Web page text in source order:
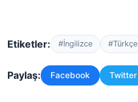
Etiketler: #İngilizce #Türkçe
Paylaş: Facebook Twitter